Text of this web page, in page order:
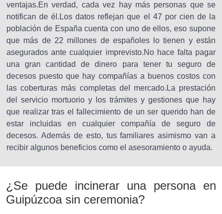
ventajas.En verdad, cada vez hay más personas que se
notifican de él.Los datos reflejan que el 47 por cien de la
población de España cuenta con uno de ellos, eso supone
que más de 22 millones de españoles lo tienen y están
asegurados ante cualquier imprevisto.No hace falta pagar
una gran cantidad de dinero para tener tu seguro de
decesos puesto que hay compañías a buenos costos con
las coberturas más completas del mercado.La prestación
del servicio mortuorio y los trámites y gestiones que hay
que realizar tras el fallecimiento de un ser querido han de
estar incluidas en cualquier compañía de seguro de
decesos. Además de esto, tus familiares asimismo van a
recibir algunos beneficios como el asesoramiento o ayuda.
¿Se puede incinerar una persona en
Guipúzcoa sin ceremonia?